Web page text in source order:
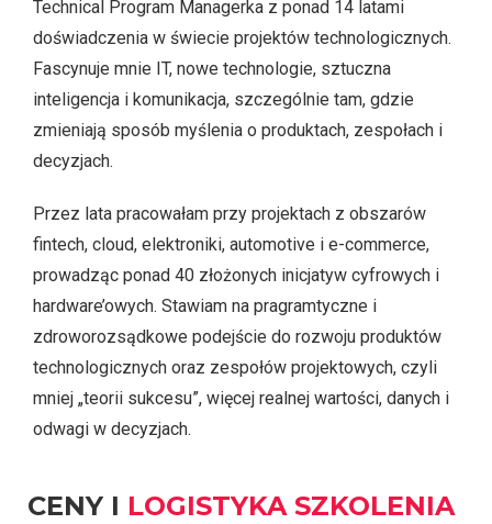
Technical Program Managerka z ponad 14 latami
doświadczenia w świecie projektów technologicznych.
Fascynuje mnie IT, nowe technologie, sztuczna
inteligencja i komunikacja, szczególnie tam, gdzie
zmieniają sposób myślenia o produktach, zespołach i
decyzjach.
Przez lata pracowałam przy projektach z obszarów
fintech, cloud, elektroniki, automotive i e-commerce,
prowadząc ponad 40 złożonych inicjatyw cyfrowych i
hardware’owych. Stawiam na pragramtyczne i
zdroworozsądkowe podejście do rozwoju produktów
technologicznych oraz zespołów projektowych, czyli
mniej „teorii sukcesu”, więcej realnej wartości, danych i
odwagi w decyzjach.
CENY I LOGISTYKA SZKOLENIA